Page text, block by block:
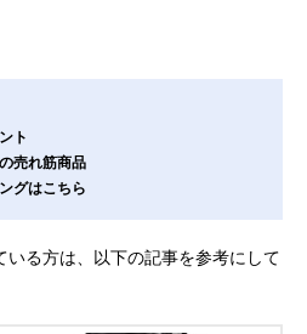
ト
売れ筋商品
グはこちら
る方は、以下の記事を参考にして